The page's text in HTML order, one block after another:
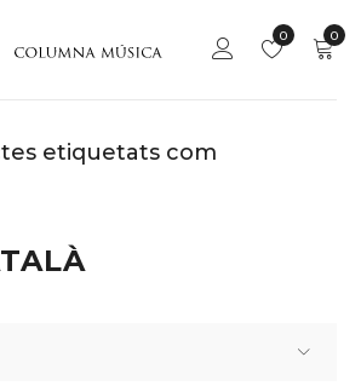
0
0
etiquetats com